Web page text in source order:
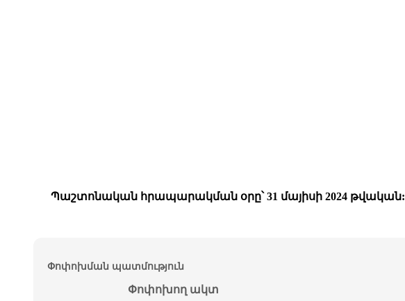
Պաշտոնական հրապարակման օրը՝ 31 մայիսի 2024 թվական:
Փոփոխման պատմություն
Փոփոխող ակտ